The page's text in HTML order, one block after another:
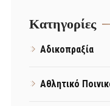
Kατηγορίες
Αδικοπραξία
Αθλητικό